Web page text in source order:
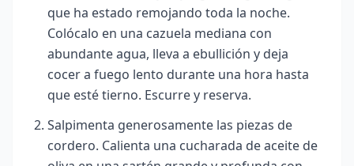
que ha estado remojando toda la noche.
Colócalo en una cazuela mediana con
abundante agua, lleva a ebullición y deja
cocer a fuego lento durante una hora hasta
que esté tierno. Escurre y reserva.
Salpimenta generosamente las piezas de
cordero. Calienta una cucharada de aceite de